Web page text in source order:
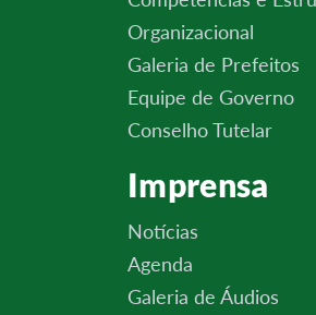
Organizacional
Galeria de Prefeitos
Equipe de Governo
Conselho Tutelar
Imprensa
Notícias
Agenda
Galeria de Áudios